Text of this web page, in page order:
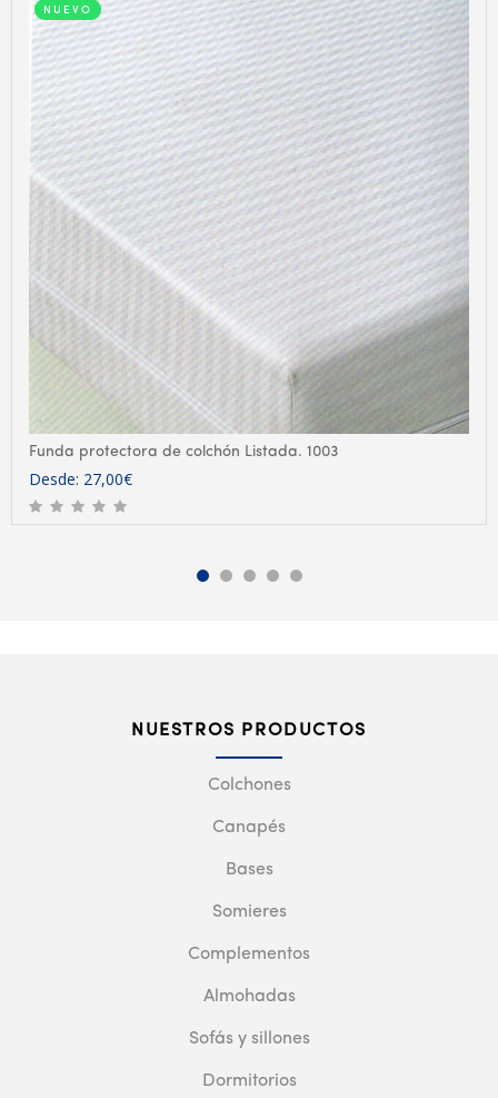
NUEVO
Funda protectora de colchón Listada. 1003
Desde: 27,00€
NUESTROS PRODUCTOS
Colchones
Canapés
Bases
Somieres
Complementos
Almohadas
Sofás y sillones
Dormitorios